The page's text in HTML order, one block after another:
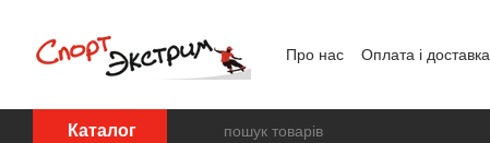
Про нас Оплата і доставка
Каталог